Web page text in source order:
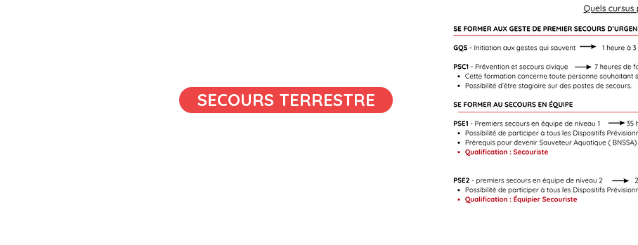
SECOURS TERRESTRE